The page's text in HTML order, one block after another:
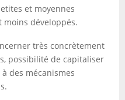
et moyennes
développés.
très concrètement
possibilité de capitaliser
des mécanismes